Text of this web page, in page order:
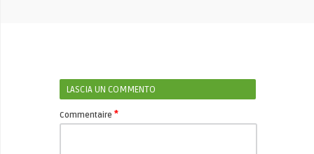
LASCIA UN COMMENTO
Commentaire *